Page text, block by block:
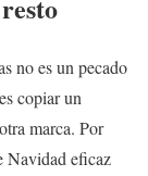
no es un pecado
copiar un
marca. Por
Navidad eficaz